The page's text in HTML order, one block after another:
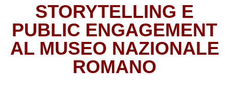
STORYTELLING E
PUBLIC ENGAGEMENT
AL MUSEO NAZIONALE
ROMANO